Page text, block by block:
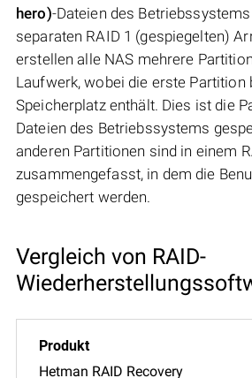
hero)-Dateien des
separaten RAID 1 (gespiegelten)
erstellen alle NAS mehrere
Laufwerk, wobei die erste Partition
Speicherplatz enthält. Dies ist die
Dateien des Betriebssystems
anderen Partitionen sind in einem
zusammengefasst, in dem die
gespeichert werden.
Vergleich von RAID-
Hetman RAID Recovery